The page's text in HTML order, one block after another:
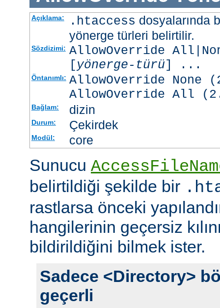
Açıklama: .htaccess dosyalarında
yönerge türleri belirtilir.
Sözdizimi: AllowOverride
[yönerge-türü] ...
Öntanımlı: AllowOverride None
AllowOverride All
Bağlam: dizin
Durum: Çekirdek
Modül: core
Sunucu
belirtildiği şekilde bir
rastlarsa önceki
hangilerinin geçersiz
bildirildiğini bilmek ister.
Sadece <Directory>
geçerli